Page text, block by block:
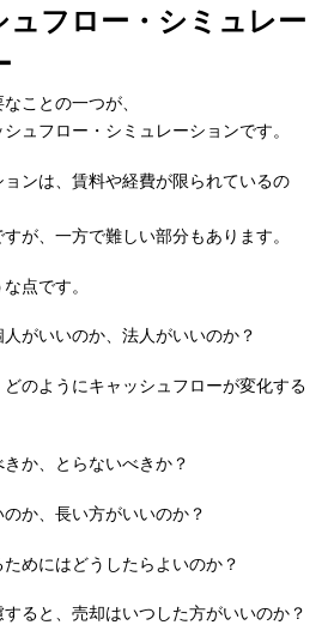
ュフロー・シミュレー
ことの一つが、
ュフロー・シミュレーションです。
ンは、賃料や経費が限られているの
が、一方で難しい部分もあります。
点です。
がいいのか、法人がいいのか？
どのようにキャッシュフローが変化する
か、とらないべきか？
か、長い方がいいのか？
めにはどうしたらよいのか？
すると、売却はいつした方がいいのか？